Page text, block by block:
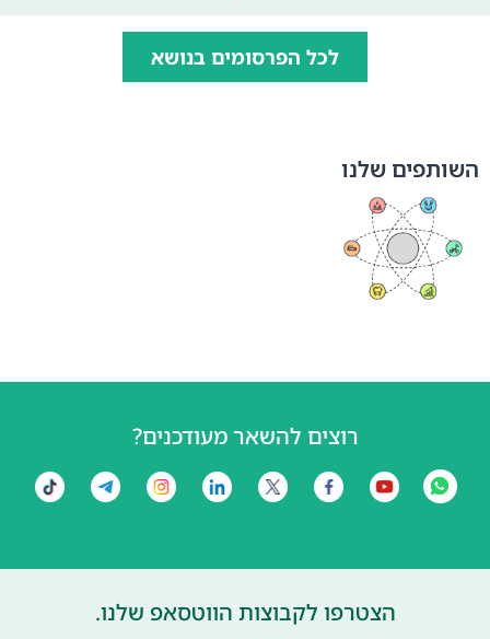
לכל הפרסומים בנושא
השותפים שלנו
רוצים להשאר מעודכנים?
הצטרפו לקבוצות הווטסאפ שלנו.